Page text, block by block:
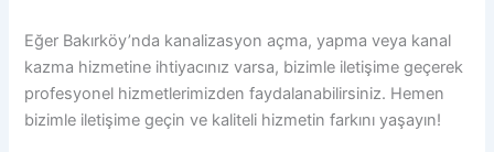
Eğer Bakırköy’nda kanalizasyon açma, yapma veya kanal
kazma hizmetine ihtiyacınız varsa, bizimle iletişime geçerek
profesyonel hizmetlerimizden faydalanabilirsiniz. Hemen
bizimle iletişime geçin ve kaliteli hizmetin farkını yaşayın!